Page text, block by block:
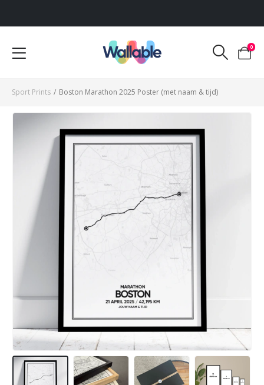
Voor 12:00 uur besteld, dezelfde werkdag verzonden
0
Sport Prints / Boston Marathon 2025 Poster (met naam & tijd)